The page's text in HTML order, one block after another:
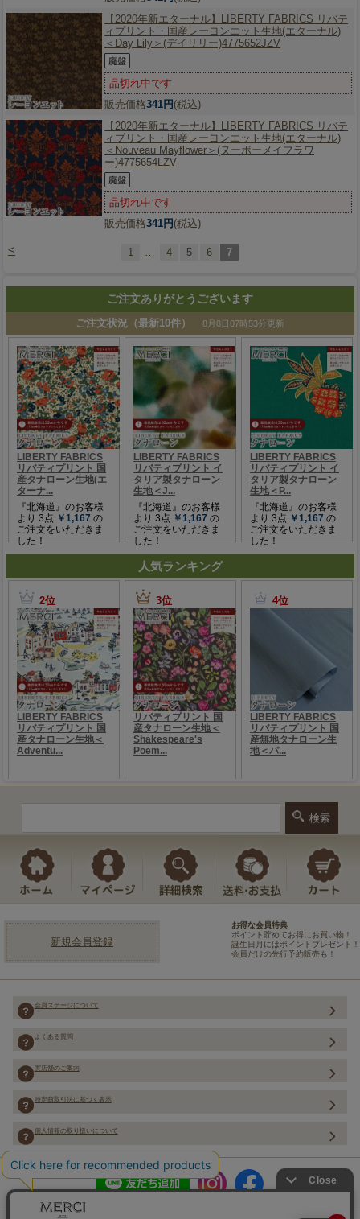
【2020年新エターナル】 LIBERTY FABRICS リバテ
ィプリント・国産レーヨンエット生地(エターナル)
＜Day Lily＞(デイリリー)4775652JZV
品切れ中です
販売価格341円(税込)
【2020年新エターナル】 LIBERTY FABRICS リバテ
ィプリント・国産レーヨンエット生地(エターナル)
＜Nouveau Mayflower＞(ヌーボーメイフラワ
ー)4775654LZV
品切れ中です
販売価格341円(税込)
< 1 4 5 6 7
ご注文ありがとうございます
人気ランキング
新規会員登録
お得な会員特典
ポイント貯めてお得にお買い物！
誕生日月にはポイントプレゼント！
会員だけの先行予約販売も！
会員ステージについて
よくある質問
実店舗のご案内
特定商取引法に基づく表示
個人情報の取り扱いについて